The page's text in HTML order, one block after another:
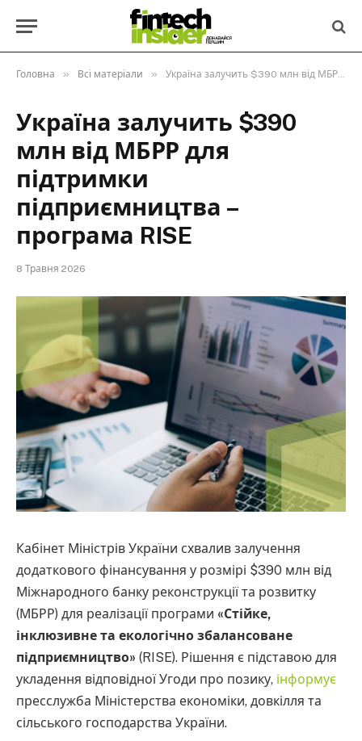
Головна » Всі матеріали » Україна залучить $390 млн від МБРР для підтримки підприємництва – програма RISE
Україна залучить $390
млн від МБРР для
підтримки
підприємництва –
програма RISE
8 Травня 2026
Кабінет Міністрів України схвалив залучення
додаткового фінансування у розмірі $390 млн від
Міжнародного банку реконструкції та розвитку
(МБРР) для реалізації програми «Стійке,
інклюзивне та екологічно збалансоване
підприємництво» (RISE). Рішення є підставою для
укладення відповідної Угоди про позику, інформує
пресслужба Міністерства економіки, довкілля та
сільського господарства України.